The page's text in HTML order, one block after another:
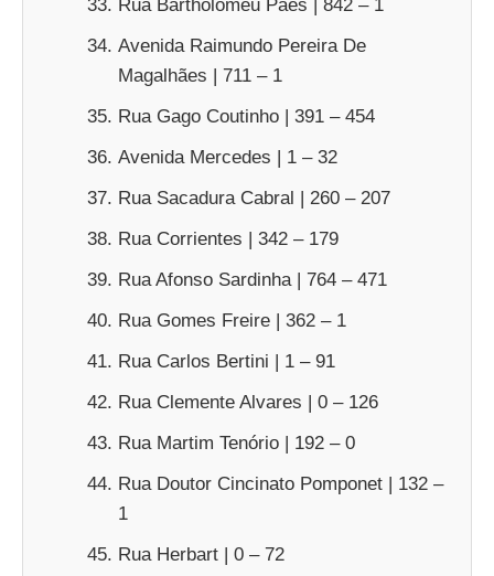
Rua Bartholomeu Paes | 842 – 1
Avenida Raimundo Pereira De
Magalhães | 711 – 1
Rua Gago Coutinho | 391 – 454
Avenida Mercedes | 1 – 32
Rua Sacadura Cabral | 260 – 207
Rua Corrientes | 342 – 179
Rua Afonso Sardinha | 764 – 471
Rua Gomes Freire | 362 – 1
Rua Carlos Bertini | 1 – 91
Rua Clemente Alvares | 0 – 126
Rua Martim Tenório | 192 – 0
Rua Doutor Cincinato Pomponet | 132 –
1
Rua Herbart | 0 – 72